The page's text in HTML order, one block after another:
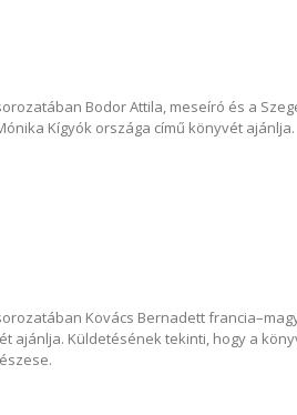
Bodor Attila, meseíró és a
Kígyók országa című könyvét ajánlja.
Kovács Bernadett
ajánlja. Küldetésének tekinti, hogy a